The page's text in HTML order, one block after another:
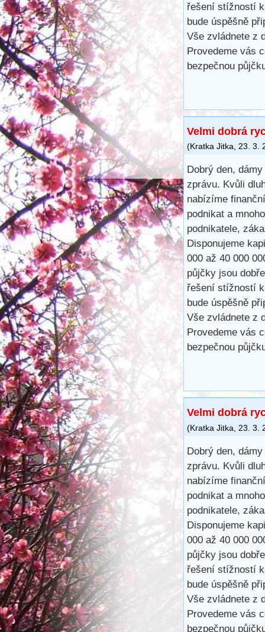
řešení stížností
bude úspěšně
Vše zvládnete z
Provedeme vás
bezpečnou
Velmi dobrá
(Kratka Jitka, 23. 3.
Dobrý den,
zprávu. Kvůli
nabízíme
podnikat a
podnikatele,
Disponujeme
000 až 40 000
půjčky jsou
řešení stížností
bude úspěšně
Vše zvládnete z
Provedeme vás
bezpečnou
Velmi dobrá
(Kratka Jitka 23. 3.
Dobrý den,
zprávu. Kvůli
nabízíme
podnikat a
podnikatele,
Disponujeme
000 až 40 000
půjčky jsou
řešení stížností
bude úspěšně
Vše zvládnete z
Provedeme vás
bezpečnou